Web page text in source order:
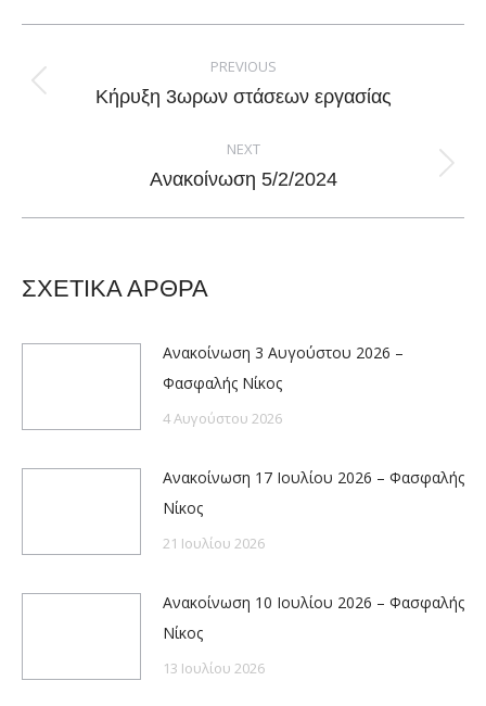
Facebook
X
PinterestLinkedIn
navigation
PREVIOUS
Previous
Κήρυξη 3ωρων στάσεων εργασίας
NEXT
Next
Ανακοίνωση 5/2/2024
ΣΧΕΤΙΚΑ ΑΡΘΡΑ
Ανακοίνωση 3 Αυγούστου 2026 –
Φασφαλής Νίκος
4 Αυγούστου 2026
Ανακοίνωση 17 Ιουλίου 2026 – Φασφαλής
Νίκος
21 Ιουλίου 2026
Ανακοίνωση 10 Ιουλίου 2026 – Φασφαλής
Νίκος
13 Ιουλίου 2026